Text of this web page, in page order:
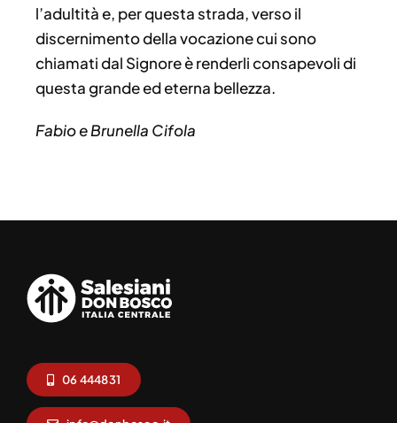
l’adultità e, per questa strada, verso il
discernimento della vocazione cui sono
chiamati dal Signore è renderli consapevoli di
questa grande ed eterna bellezza.
Fabio e Brunella Cifola
06 444831